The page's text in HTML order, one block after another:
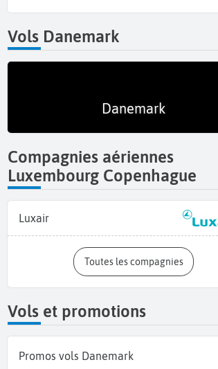
Vols Danemark
Danemark
Compagnies aériennes
Luxembourg Copenhague
Luxair
Toutes les compagnies
Vols et promotions
Promos vols Danemark